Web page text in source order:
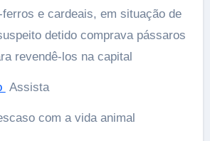
e cardeais, em situação de
detido comprava pássaros
revendê-los na capital
️Assista
com a vida animal